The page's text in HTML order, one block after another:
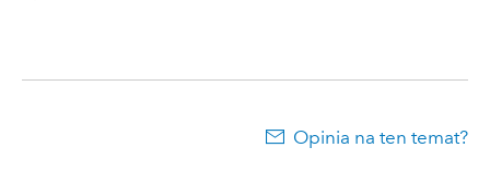
Opinia na ten temat?